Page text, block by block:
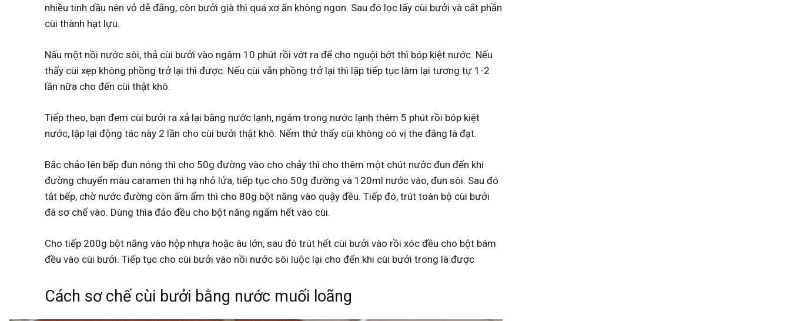
nhiều tinh dầu nên vỏ dễ đắng, còn bưởi già thì quá xơ ăn không ngon. Sau đó lọc lấy cùi bưởi và cắt phần
cùi thành hạt lựu.
Nấu một nồi nước sôi, thả cùi bưởi vào ngâm 10 phút rồi vớt ra để cho nguội bớt thì bóp kiệt nước. Nếu
thấy cùi xẹp không phồng trở lại thì được. Nếu cùi vẫn phồng trở lại thì lặp tiếp tục làm lại tương tự 1-2
lần nữa cho đến cùi thật khô.
Tiếp theo, bạn đem cùi bưởi ra xả lại bằng nước lạnh, ngâm trong nước lạnh thêm 5 phút rồi bóp kiệt
nước, lặp lại động tác này 2 lần cho cùi bưởi thật khô. Nếm thử thấy cùi không có vị the đắng là đạt.
Bắc chảo lên bếp đun nóng thì cho 50g đường vào cho chảy thì cho thêm một chút nước đun đến khi
đường chuyển màu caramen thì hạ nhỏ lửa, tiếp tục cho 50g đường và 120ml nước vào, đun sôi. Sau đó
tắt bếp, chờ nước đường còn ấm ấm thì cho 80g bột năng vào quậy đều. Tiếp đó, trút toàn bộ cùi bưởi
đã sơ chế vào. Dùng thìa đảo đều cho bột năng ngấm hết vào cùi.
Cho tiếp 200g bột năng vào hộp nhựa hoặc âu lớn, sau đó trút hết cùi bưởi vào rồi xóc đều cho bột bám
đều vào cùi bưởi. Tiếp tục cho cùi bưởi vào nồi nước sôi luộc lại cho đến khi cùi bưởi trong là được
Cách sơ chế cùi bưởi bằng nước muối loãng